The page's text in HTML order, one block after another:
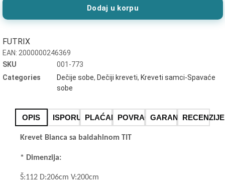
Dodaj u korpu
FUTRIX
EAN: 2000000246369
SKU
001-773
Categories
Dečije sobe, Dečiji kreveti, Kreveti samci-Spavaće
sobe
OPIS ISPORUKAPLAĆANJEPOVRACAJ ROBE
GARANCIJARECENZIJE
Krevet Bianca sa baldahinom TIT
* Dimenzija:
Š:112 D:206cm V:200cm